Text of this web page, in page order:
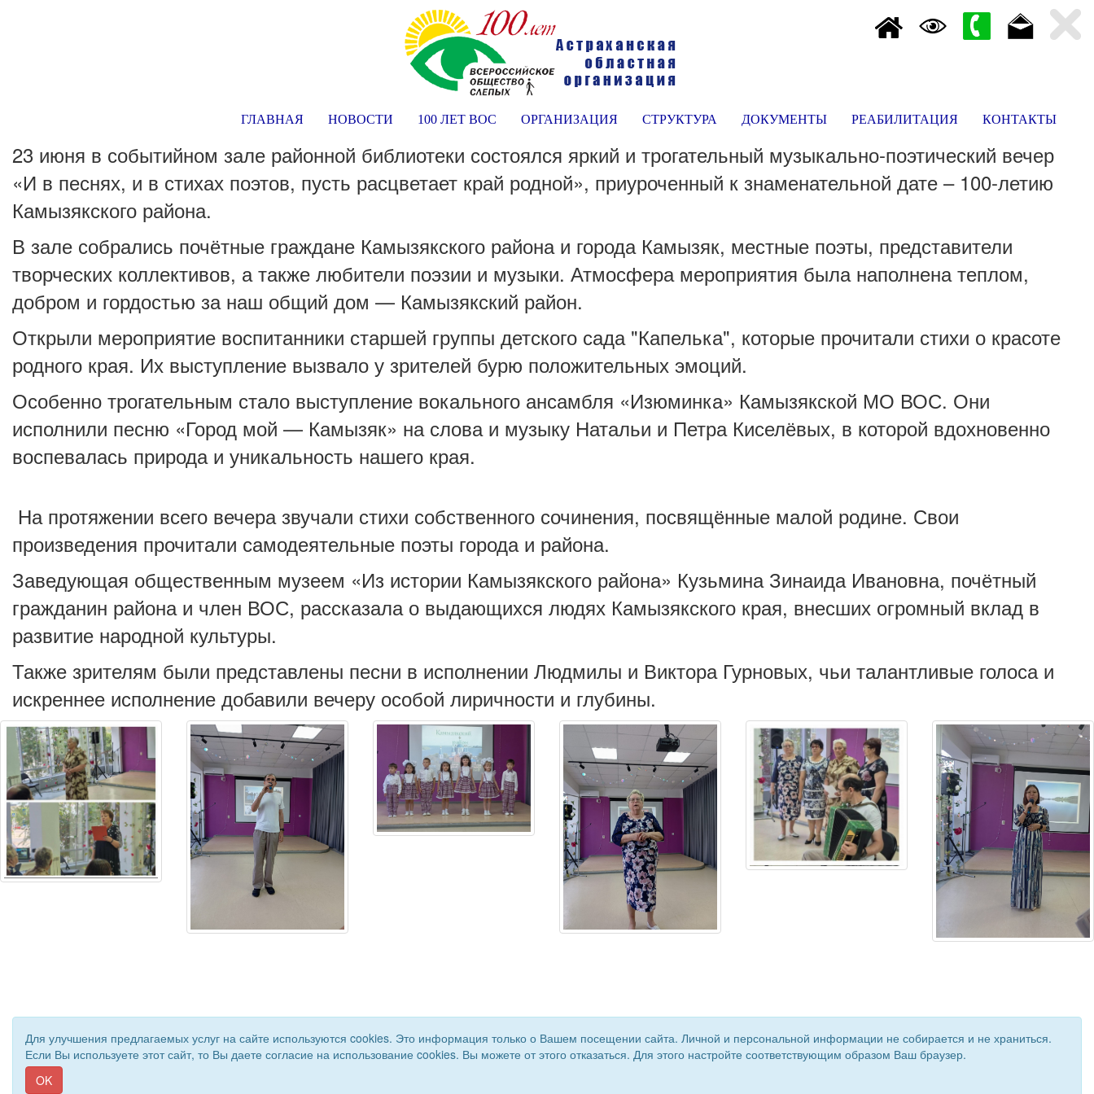
ГЛАВНАЯ НОВОСТИ 100 ЛЕТ ВОС ОРГАНИЗАЦИЯ СТРУКТУРА ДОКУМЕНТЫ РЕАБИЛИТАЦИЯ КОНТАКТЫ
23 июня в событийном зале районной библиотеки состоялся яркий и трогательный музыкально-поэтический вечер
«И в песнях, и в стихах поэтов, пусть расцветает край родной», приуроченный к знаменательной дате – 100-летию
Камызякского района.
В зале собрались почётные граждане Камызякского района и города Камызяк, местные поэты, представители
творческих коллективов, а также любители поэзии и музыки. Атмосфера мероприятия была наполнена теплом,
добром и гордостью за наш общий дом — Камызякский район.
Открыли мероприятие воспитанники старшей группы детского сада "Капелька", которые прочитали стихи о красоте
родного края. Их выступление вызвало у зрителей бурю положительных эмоций.
Особенно трогательным стало выступление вокального ансамбля «Изюминка» Камызякской МО ВОС. Они
исполнили песню «Город мой — Камызяк» на слова и музыку Натальи и Петра Киселёвых, в которой вдохновенно
воспевалась природа и уникальность нашего края.
На протяжении всего вечера звучали стихи собственного сочинения, посвящённые малой родине. Свои
произведения прочитали самодеятельные поэты города и района.
Заведующая общественным музеем «Из истории Камызякского района» Кузьмина Зинаида Ивановна, почётный
гражданин района и член ВОС, рассказала о выдающихся людях Камызякского края, внесших огромный вклад в
развитие народной культуры.
Также зрителям были представлены песни в исполнении Людмилы и Виктора Гурновых, чьи талантливые голоса и
искреннее исполнение добавили вечеру особой лиричности и глубины.
Для улучшения предлагаемых услуг на сайте используются cookies. Это информация только о Вашем посещении сайта. Личной и персональной информации не собирается и не храниться.
Если Вы используете этот сайт, то Вы даете согласие на использование cookies. Вы можете от этого отказаться. Для этого настройте соответствующим образом Ваш браузер.
OK